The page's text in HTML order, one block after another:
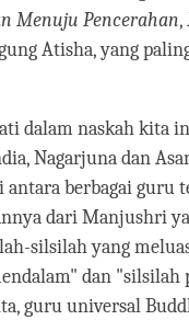
Menuju Pencerahan,
Atisha, yang
dalam naskah kita
Nagarjuna dan
berbagai guru
dari Manjushri
silsilah yang
dan "silsilah
guru universal